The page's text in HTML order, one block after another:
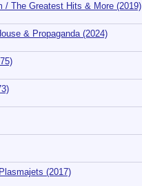
/ The Greatest Hits & More (2019)
& Propaganda (2024)
(2017)